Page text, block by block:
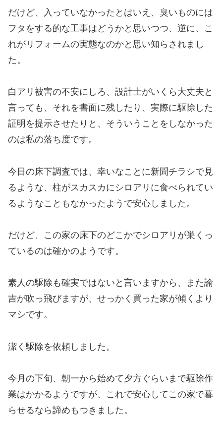
だけど、入っていなかったとはいえ、臭いものには
フタをする的な工事はどうかと思いつつ、逆に、こ
れがリフォームの実態なのかと思い知らされまし
た。
白アリ被害の不安にしろ、設計士がいくら大丈夫と
言っても、それを書面に残したり、実際に駆除した
証明を提示させたりと、そういうことをしなかった
のは私の落ち度です。
今日の床下調査では、幸いなことに新聞チラシで見
るような、柱がスカスカにシロアリに食べられてい
るようなこともなかったようで安心しました。
だけど、この家の床下のどこかでシロアリが巣くっ
ているのは確かのようです。
素人の駆除も確実ではないと言いますから、また諭
吉が吹っ飛びますが、せっかく買った家が傾くより
マシです。
潔く駆除を依頼しました。
今月の下旬、朝一から始めて夕方ぐらいまで駆除作
業はかかるようですが、これで安心してこの家で暮
らせるなら諦めもつきました。